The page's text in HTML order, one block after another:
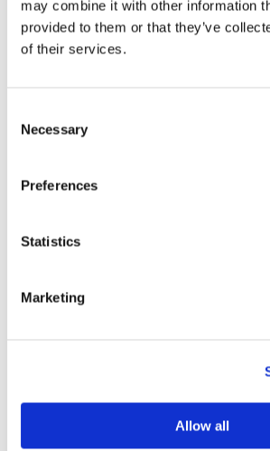
may combine it with other information
provided to them or that they’ve
of their services.
Selection
Necessary
Preferences
Statistics
Marketing
Allow all